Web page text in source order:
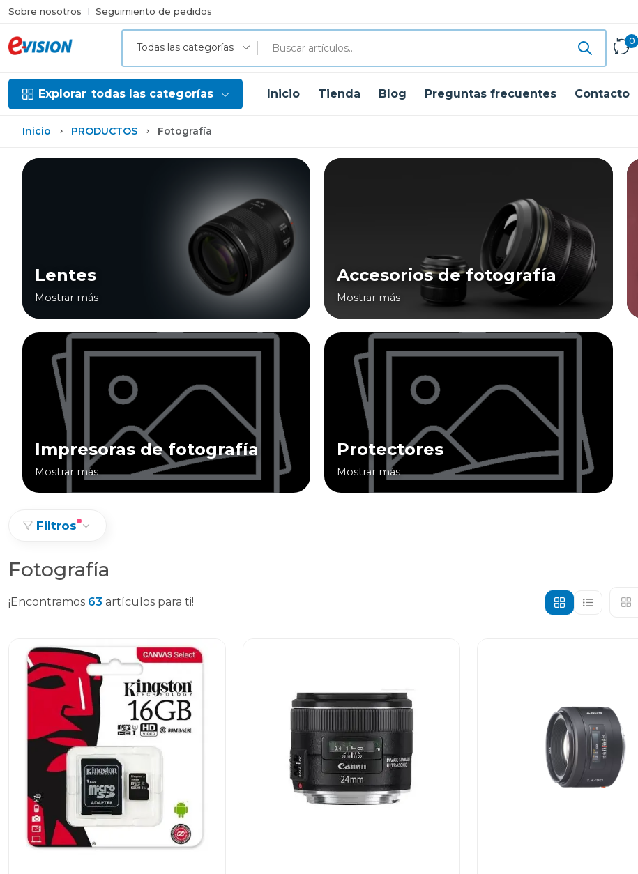
Sobre nosotros Seguimiento de pedidos
Todas las categorías
0
Explorar todas las categorías Inicio Tienda Blog Preguntas frecuentes Contacto
Inicio PRODUCTOS Fotografía
Lentes
Mostrar más
Accesorios de fotografía
Mostrar más
Impresoras de fotografía
Mostrar más
Protectores
Mostrar más
Filtros
Fotografía
¡Encontramos 63 artículos para ti!